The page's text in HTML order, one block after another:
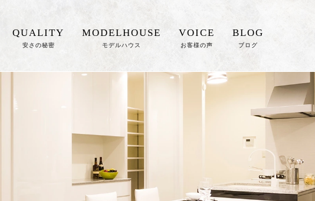
QUALITY
安さの秘密
MODELHOUSE
モデルハウス
VOICE
お客様の声
BLOG
ブログ